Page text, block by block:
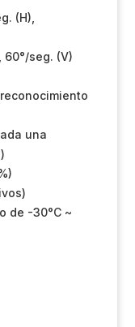
(H),
60°/seg. (V)
una
de -30°C ~